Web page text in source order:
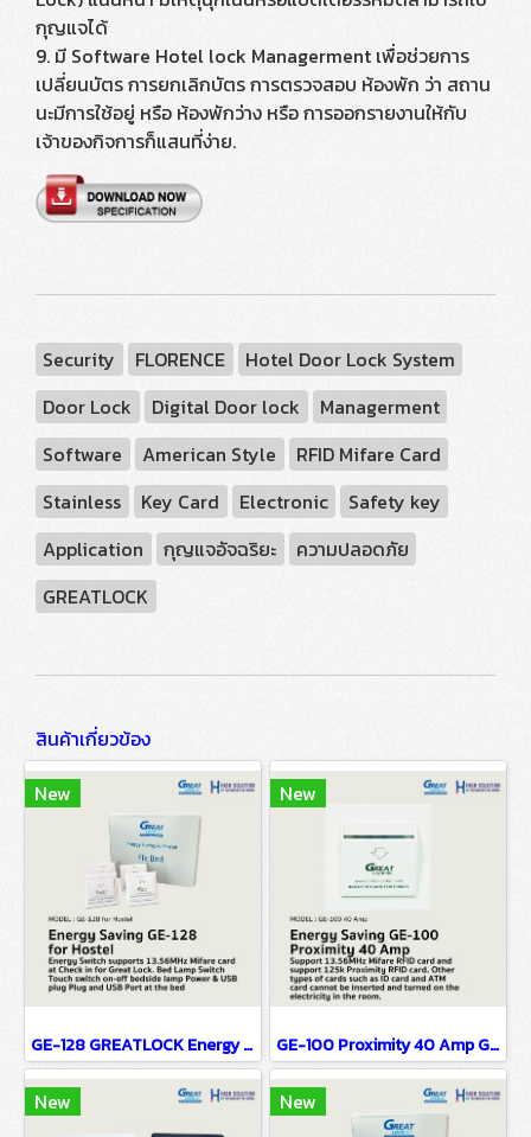
กุญแจได้
9. มี Software Hotel lock Managerment เพื่อช่วยการ
เปลี่ยนบัตร การยกเลิกบัตร การตรวจสอบ ห้องพัก ว่า สถาน
นะมีการใช้อยู่ หรือ ห้องพักว่าง หรือ การออกรายงานให้กับ
เจ้าของกิจการก็แสนที่ง่าย.
Security FLORENCE
Hotel Door Lock System
Door Lock
Digital Door lock
Managerment
Software
American Style
RFID Mifare Card
Stainless
Key Card Electronic
Safety key
Application
กุญแจอัจฉริยะ
ความปลอดภัย
GREATLOCK
สินค้าเกี่ยวข้อง
New
GE-128 GREATLOCK Energy Saving System For Hostel
New
GE-100 Proximity 40 Amp GREATLOCK Energy Saving Mifare 40 Amp
New New